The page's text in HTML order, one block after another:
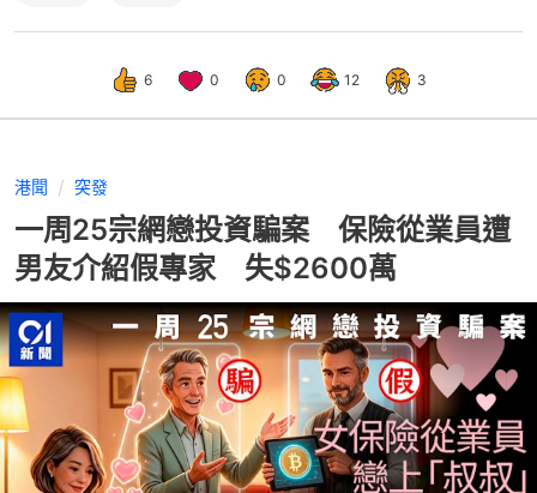
6 0 0 12 3
港聞 突發
一周25宗網戀投資騙案 保險從業員遭
男友介紹假專家 失$2600萬